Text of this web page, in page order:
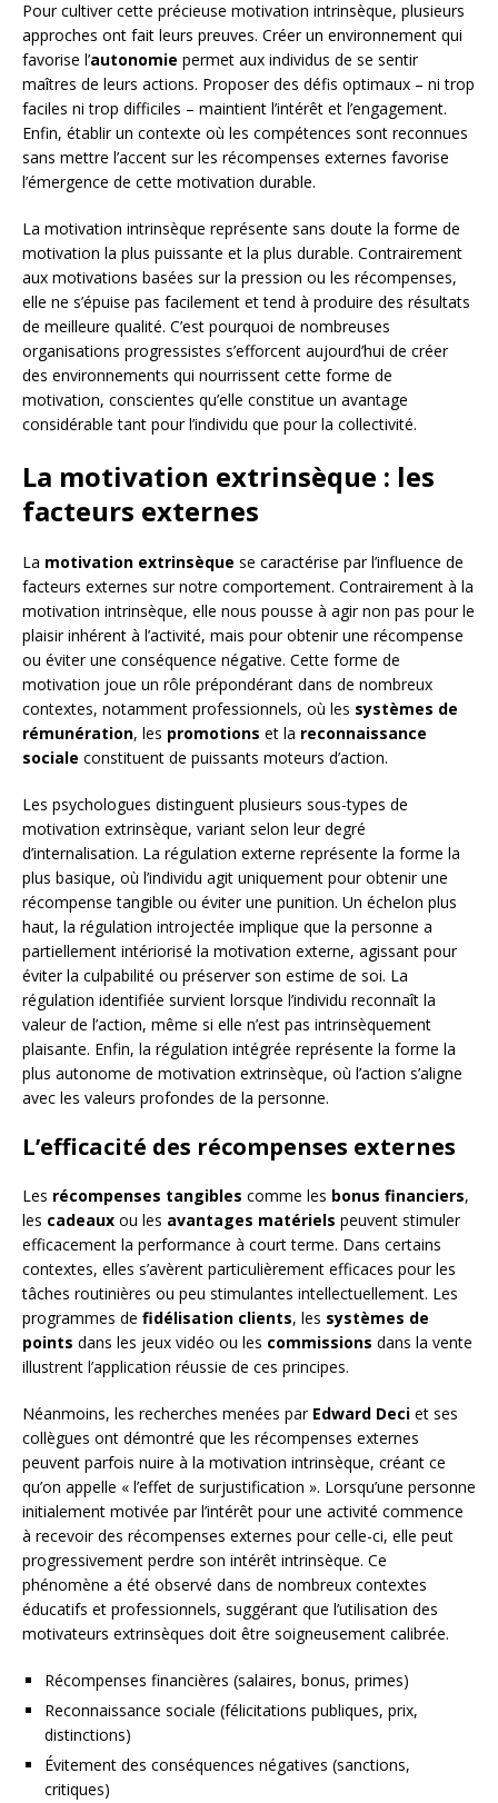
Pour cultiver cette précieuse motivation intrinsèque, plusieurs
approches ont fait leurs preuves. Créer un environnement qui
favorise l’autonomie permet aux individus de se sentir
maîtres de leurs actions. Proposer des défis optimaux – ni trop
faciles ni trop difficiles – maintient l’intérêt et l’engagement.
Enfin, établir un contexte où les compétences sont reconnues
sans mettre l’accent sur les récompenses externes favorise
l’émergence de cette motivation durable.
La motivation intrinsèque représente sans doute la forme de
motivation la plus puissante et la plus durable. Contrairement
aux motivations basées sur la pression ou les récompenses,
elle ne s’épuise pas facilement et tend à produire des résultats
de meilleure qualité. C’est pourquoi de nombreuses
organisations progressistes s’efforcent aujourd’hui de créer
des environnements qui nourrissent cette forme de
motivation, conscientes qu’elle constitue un avantage
considérable tant pour l’individu que pour la collectivité.
La motivation extrinsèque : les
facteurs externes
La motivation extrinsèque se caractérise par l’influence de
facteurs externes sur notre comportement. Contrairement à la
motivation intrinsèque, elle nous pousse à agir non pas pour le
plaisir inhérent à l’activité, mais pour obtenir une récompense
ou éviter une conséquence négative. Cette forme de
motivation joue un rôle prépondérant dans de nombreux
contextes, notamment professionnels, où les systèmes de
rémunération, les promotions et la reconnaissance
sociale constituent de puissants moteurs d’action.
Les psychologues distinguent plusieurs sous-types de
motivation extrinsèque, variant selon leur degré
d’internalisation. La régulation externe représente la forme la
plus basique, où l’individu agit uniquement pour obtenir une
récompense tangible ou éviter une punition. Un échelon plus
haut, la régulation introjectée implique que la personne a
partiellement intériorisé la motivation externe, agissant pour
éviter la culpabilité ou préserver son estime de soi. La
régulation identifiée survient lorsque l’individu reconnaît la
valeur de l’action, même si elle n’est pas intrinsèquement
plaisante. Enfin, la régulation intégrée représente la forme la
plus autonome de motivation extrinsèque, où l’action s’aligne
avec les valeurs profondes de la personne.
L’efficacité des récompenses externes
Les récompenses tangibles comme les bonus financiers,
les cadeaux ou les avantages matériels peuvent stimuler
efficacement la performance à court terme. Dans certains
contextes, elles s’avèrent particulièrement efficaces pour les
tâches routinières ou peu stimulantes intellectuellement. Les
programmes de fidélisation clients, les systèmes de
points dans les jeux vidéo ou les commissions dans la vente
illustrent l’application réussie de ces principes.
Néanmoins, les recherches menées par Edward Deci et ses
collègues ont démontré que les récompenses externes
peuvent parfois nuire à la motivation intrinsèque, créant ce
qu’on appelle « l’effet de surjustification ». Lorsqu’une personne
initialement motivée par l’intérêt pour une activité commence
à recevoir des récompenses externes pour celle-ci, elle peut
progressivement perdre son intérêt intrinsèque. Ce
phénomène a été observé dans de nombreux contextes
éducatifs et professionnels, suggérant que l’utilisation des
motivateurs extrinsèques doit être soigneusement calibrée.
Récompenses financières (salaires, bonus, primes)
Reconnaissance sociale (félicitations publiques, prix,
distinctions)
Évitement des conséquences négatives (sanctions,
critiques)